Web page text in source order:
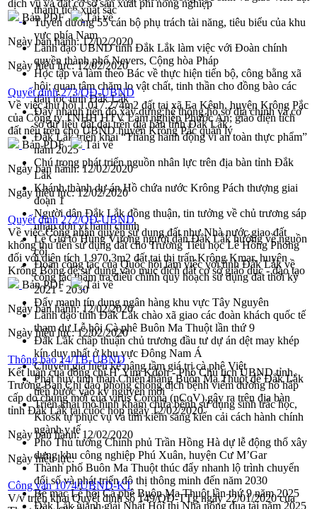
thành tích xuất sắc
Tuyên dương 55 cán bộ phụ trách tài năng, tiêu biểu của khu
vực phía Nam
Lãnh đạo UBND tỉnh Đắk Lắk làm việc với Đoàn chính
quyền thành phố Nevers, Cộng hòa Pháp
Học tập và làm theo Bác về thực hiện tiến bộ, công bằng xã
hội; quan tâm chăm lo vật chất, tinh thần cho đồng bào các
dân tộc tỉnh Đắk Lắk
Đẩy nhanh tiến độ xây dựng hệ thống hồ sơ địa chính và cơ
sở dữ liệu đất đai trên địa bàn tỉnh Đắk Lắk
Đắk Lắk triển khai “Tháng hành động vì an toàn thực phẩm”
năm 2025
Chú trọng phát triển nguồn nhân lực trên địa bàn tỉnh Đắk
Lắk
Khánh thành dự án Hồ chứa nước Krông Pách thượng giai
đoạn 1
Người dân Đắk Lắk đồng thuận, tin tưởng về chủ trương sáp
nhập đơn vị hành chính
Lễ Giỗ tổ Hùng Vương người dân Đắk Lắk hướng về nguồn
cội
Đoàn công tác của Quốc hội làm việc với tỉnh Đắk Lắk về
công tác thẩm tra điều chỉnh quy hoạch sử dụng đất thời kỳ
2021 - 2030
Đẩy mạnh tín dụng ngân hàng khu vực Tây Nguyên
Lãnh đạo tỉnh Đắk Lắk chào xã giao các đoàn khách quốc tế
tham dự Lễ hội Cà phê Buôn Ma Thuột lần thứ 9
Đắk Lắk chấp thuận chủ trương đầu tư dự án dệt may khép
kín duy nhất ở khu vực Đông Nam Á
Chuyên gia hiến kế nâng tầm giá trị cà phê Việt
Phát huy tinh thần Chiến thắng Buôn Ma Thuột để Đắk Lắk
tiến bước vào kỷ nguyên mới
Triển khai mô hình khám chữa bệnh sử dụng sinh trắc học,
Kiosk tự phục vụ và tìm kiếm sáng kiến cải cách hành chính
ngành y tế
Phó Thủ tướng Chính phủ Trần Hồng Hà dự lễ động thổ xây
dựng khu công nghiệp Phú Xuân, huyện Cư M’Gar
Thành phố Buôn Ma Thuột thúc đẩy nhanh lộ trình chuyển
đổi số và phát triển đô thị thông minh đến năm 2030
Bế mạc Lễ hội Cà phê Buôn Ma Thuột lần thứ 9 năm 2025
Đắk Lắk giành giải Nhất Hội thi Nhà nông đua tài năm 2025
dịch vụ và đất cơ sở sản xuất phi nông nghiệp
Bản PDF
Tải về
Ngày ban hành:12/02/2020
Ngày hiệu lực:12/02/2020
Quyết định 273/QĐ-UBND
Về việc thu hồi 1.017.274m2 đất tại xã Ea Kênh, huyện Krông Pắc
của Công ty TNHH HTV Lâm nghiệp Phước An; giao diện tích
đất nêu trên cho UBND huyện Krông Pắc quản lý
Bản PDF
Tải về
Ngày ban hành: 12/02/2020
Ngày hiệu lực:12/02/2020
Quyết định 272/QĐ-UBND
Về việc Công nhận quyền sử dụng đất như Nhà nước giao đất
không thu tiền sử dụng đất cho Trường Tiểu học Lê Hồng Phong
đối với diện tích 1.970,3m2 đất tại thị trấn Krông Kmar, huyện
Krông Bông để sử dụng vào mục đích đất cơ sở giáo dục - đào tạo
Bản PDF
Tải về
Ngày ban hành:12/02/2020
Ngày hiệu lực:12/02/2020
Thông báo 14/TB-UBND
Kết luận của đồng chí H' Yim Kđoh - Phó Chủ tịch UBND tỉnh,
Trưởng Ban Chỉ đạo phòng chống dịch bệnh viêm đường hô hấp
cấp do chủng mới của virus Corona (nCoV) gây ra trên địa bàn
tỉnh Đắk Lắk tại cuộc họp ngày 12/02/2020
Ngày ban hành:12/02/2020
Ngày hiệu lực:
Công văn 1074/UBND-KT
V/v triển khai Quyết định số 149/QĐ-TTg ngày 22/01/2020 của